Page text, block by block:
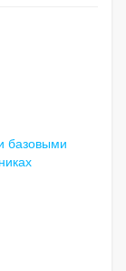
базовыми